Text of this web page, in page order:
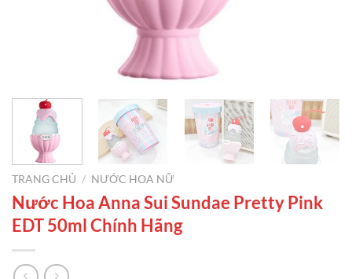
TRANG CHỦ / NƯỚC HOA NỮ
Nước Hoa Anna Sui Sundae Pretty Pink
EDT 50ml Chính Hãng